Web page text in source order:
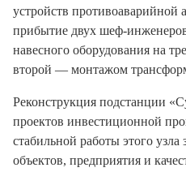
устройств противоаварийной
прибытие двух шеф-
навесного оборудования на
второй — монтажом
Реконструкция подстанции
проектов инвестиционной
стабильной работы этого
объектов, предприятия и